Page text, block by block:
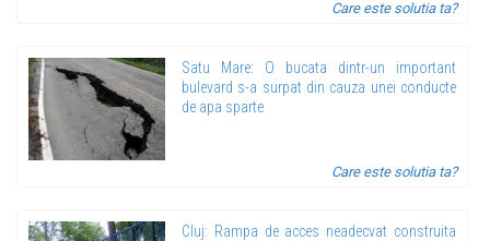
Care este solutia ta?
Satu Mare: O bucata dintr-un important
bulevard s-a surpat din cauza unei conducte
de apa sparte
Care este solutia ta?
Cluj: Rampa de acces neadecvat construita